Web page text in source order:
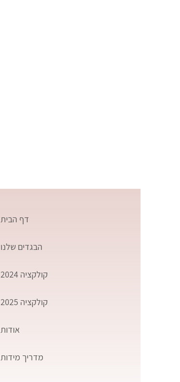
דף הבית
הבגדים שלנו
קולקציה 2024
קולקציה 2025
אודות
מדריך מידות